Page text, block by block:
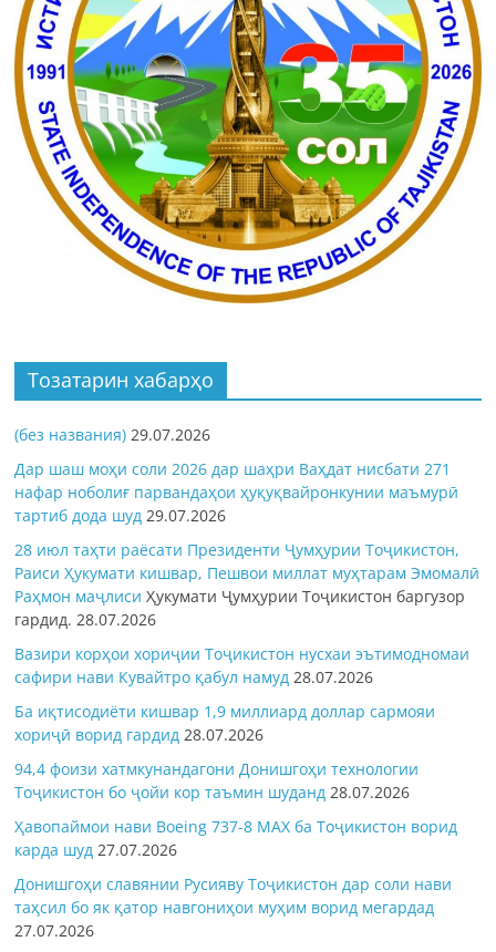
Тозатарин хабарҳо
(без названия) 29.07.2026
Дар шаш моҳи соли 2026 дар шаҳри Ваҳдат нисбати 271
нафар ноболиғ парвандаҳои ҳуқуқвайронкунии маъмурӣ
тартиб дода шуд 29.07.2026
28 июл таҳти раёсати Президенти Ҷумҳурии Тоҷикистон,
Раиси Ҳукумати кишвар, Пешвои миллат муҳтарам Эмомалӣ
Раҳмон маҷлисиҲукумати Ҷумҳурии Тоҷикистон баргузор
гардид.28.07.2026
Вазири корҳои хориҷии Тоҷикистон нусхаи эътимодномаи
сафири нави Кувайтро қабул намуд 28.07.2026
Ба иқтисодиёти кишвар 1,9 миллиард доллар сармояи
хориҷӣ ворид гардид 28.07.2026
94,4 фоизи хатмкунандагони Донишгоҳи технологии
Тоҷикистон бо ҷойи кор таъмин шуданд 28.07.2026
Ҳавопаймои нави Boeing 737-8 MAX ба Тоҷикистон ворид
карда шуд 27.07.2026
Донишгоҳи славянии Русияву Тоҷикистон дар соли нави
таҳсил бо як қатор навгониҳои муҳим ворид мегардад
27.07.2026